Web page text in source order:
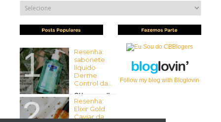
Resenha:
sabonete
líquido
Derme
Control da...
Olá pessoal!
Tudo bem com vocês? Espero
que sim ...
Resenha:
Elixir Gold
Caviar da
Follow my blog with Bloglovin